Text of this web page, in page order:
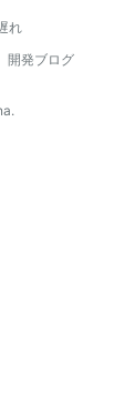
れ
開発ブログ